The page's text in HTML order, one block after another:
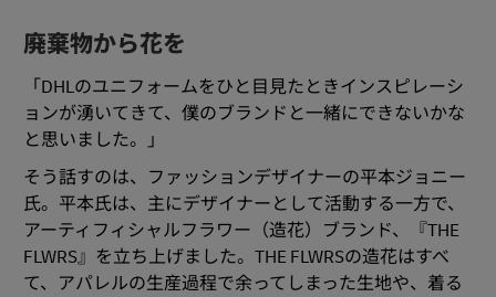
廃棄物から花を
「DHLのユニフォームをひと目見たときインスピレーシ
ョンが湧いてきて、僕のブランドと一緒にできないかな
と思いました。」
そう話すのは、ファッションデザイナーの平本ジョニー
氏。平本氏は、主にデザイナーとして活動する一方で、
アーティフィシャルフラワー（造花）ブランド、『THE
FLWRS』を立ち上げました。THE FLWRSの造花はすべ
て、アパレルの生産過程で余ってしまった生地や、着る